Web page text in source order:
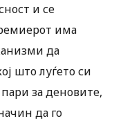
и се
има
да
што луѓето си
за деновите,
да го